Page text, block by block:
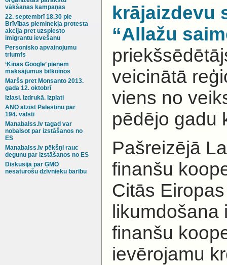
vākšanas kampaņas
22. septembrī 18.30 pie
Brīvības pieminekļa protesta
akcija pret uzspiesto
imigrantu ievešanu
Personisko apvainojumu
triumfs
‘Ķīnas Google’ pieņem
maksājumus bitkoinos
Maršs pret Monsanto 2013.
gada 12. oktobrī
Izlasi. Izdrukā. Izplati
ANO atzīst Palestīnu par
194. valsti
Manabalss.lv tagad var
nobalsot par izstāšanos no
ES
Manabalss.lv pēkšņi rauc
degunu par izstāšanos no ES
Diskusija par ĢMO
nesaturošu dzīvnieku barību
krājaizdevu
“Allažu
veicinātā
viens no
pēdējo gadu
Pašreizējā
finanšu
Citās
likumdošana
finanšu
ievērojamu